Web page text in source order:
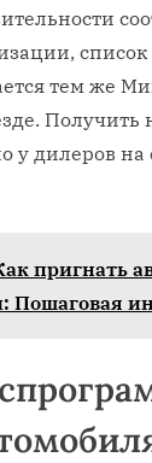
список
тем же
дилеров на
пригнать
Пошаговая